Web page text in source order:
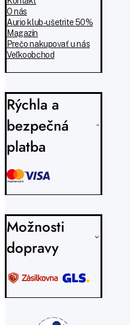
O nás
Aurio klub - ušetrite 50%
Magazín
Prečo nakupovať u nás
Veľkoobchod
Rýchla a
bezpečná
platba
Možnosti
dopravy